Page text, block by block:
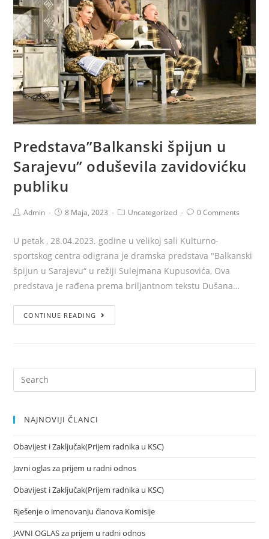
Predstava”Balkanski špijun u
Sarajevu” oduševila zavidovićku
publiku
Admin 8 Maja, 2023 Uncategorized 0 Comments
U petak , 28.04.2023. godine u velikoj sali Kulturno-
sportskog centra odigrana je dramska predstava "Balkanski
špijun u Sarajevu“ u režiji Sulejmana Kupusovića, Ova
predstava je rađena prema briljantnom tekstu Dušana…
CONTINUE READING
NAJNOVIJI ČLANCI
Obavijest i Zaključak(Prijem radnika u KSC)
Javni oglas za prijem u radni odnos
Obavijest i Zaključak(Prijem radnika u KSC)
Rješenje o imenovanju članova Komisije
JAVNI OGLAS za prijem u radni odnos